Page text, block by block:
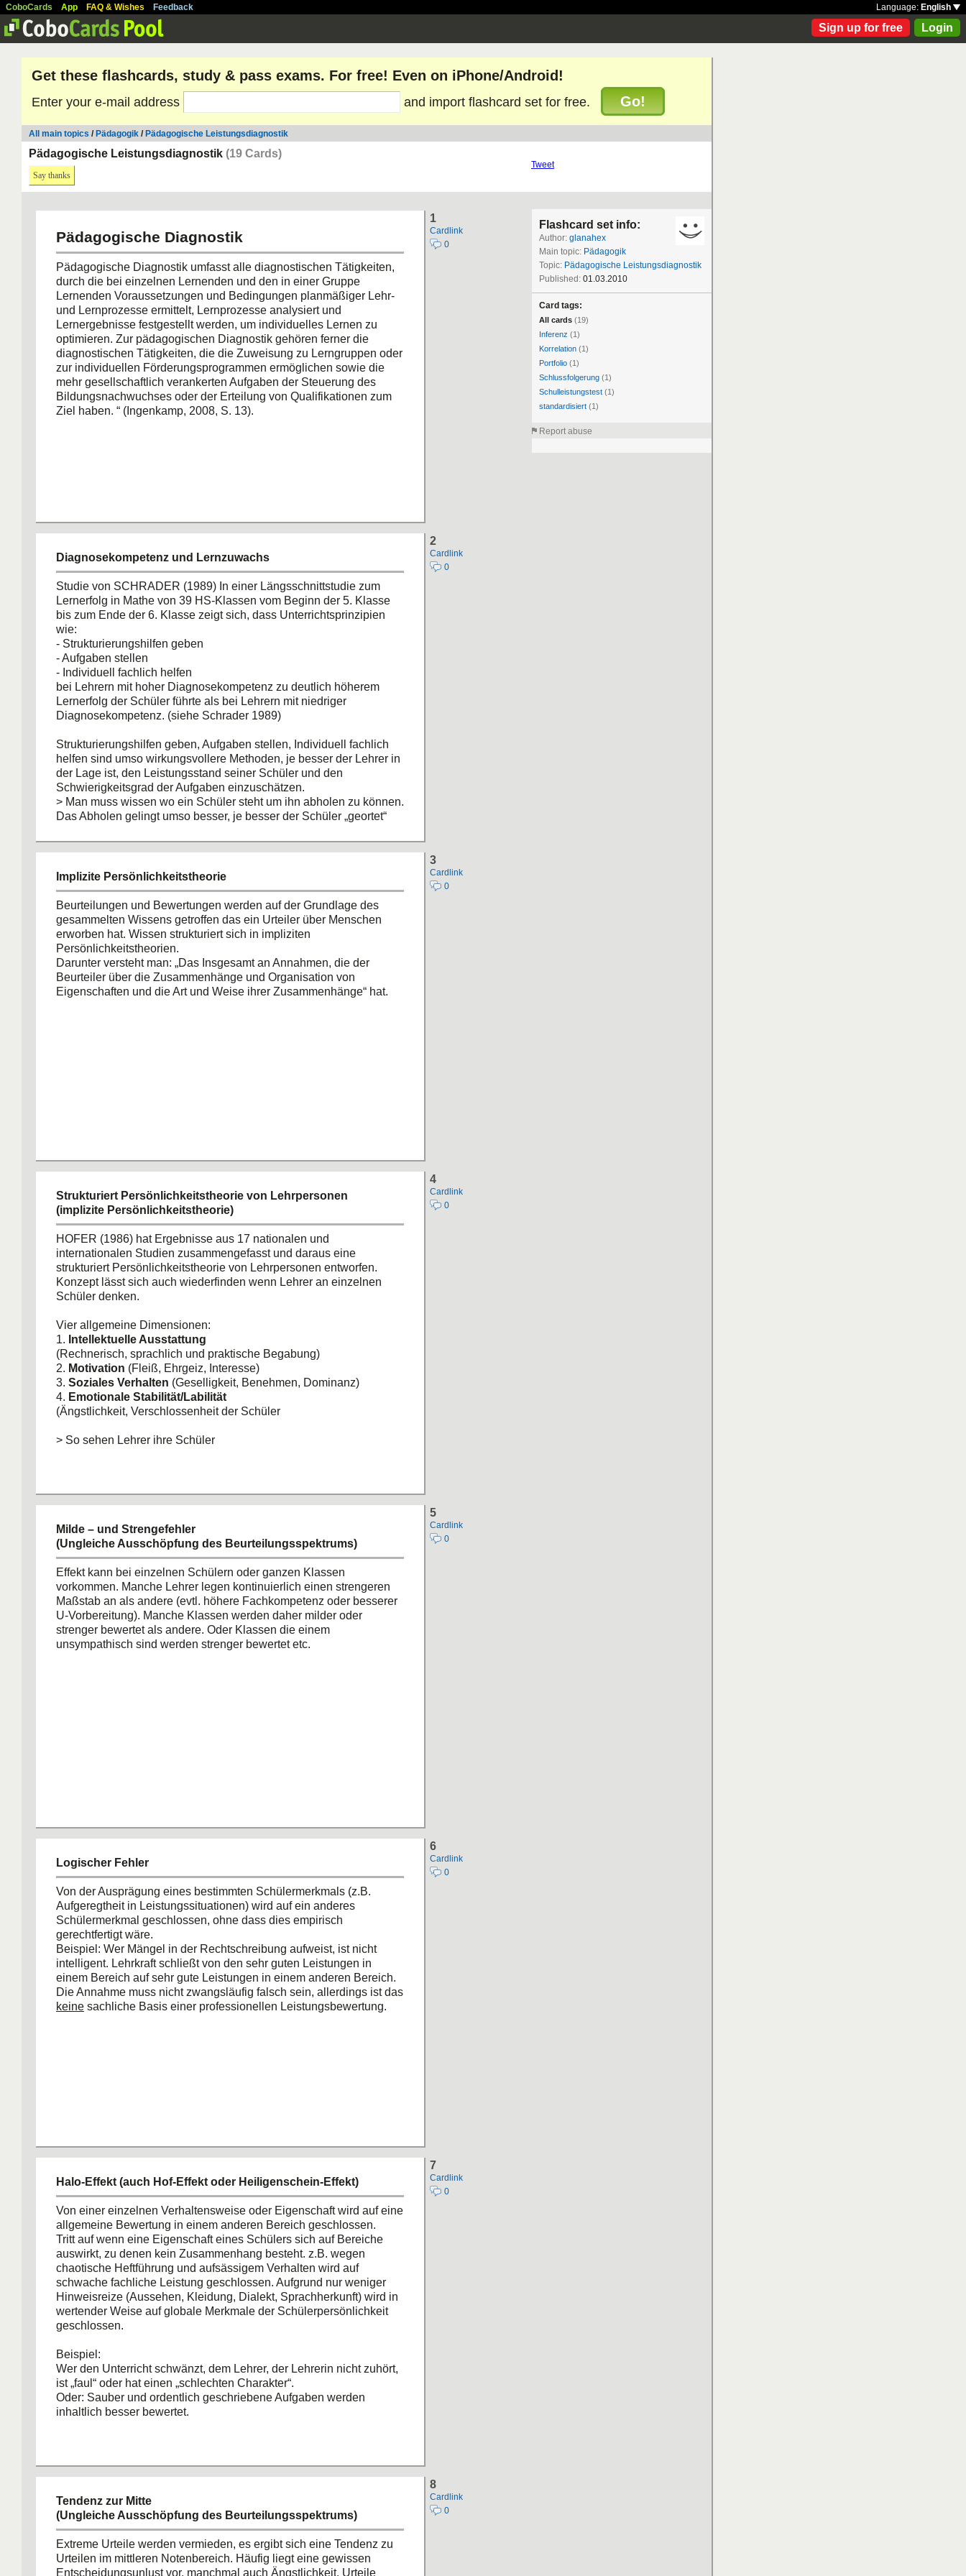
CoboCards App FAQ & Wishes Feedback Language: English
Sign up for free Login
Get these flashcards, study & pass exams. For free! Even on iPhone/Android!
Enter your e-mail address and import flashcard set for free. Go!
All main topics / Pädagogik / Pädagogische Leistungsdiagnostik
Pädagogische Leistungsdiagnostik (19 Cards)
Say thanks
Tweet
1
Cardlink
0
Pädagogische Diagnostik
Pädagogische Diagnostik umfasst alle diagnostischen Tätigkeiten,
durch die bei einzelnen Lernenden und den in einer Gruppe
Lernenden Voraussetzungen und Bedingungen planmäßiger Lehr-
und Lernprozesse ermittelt, Lernprozesse analysiert und
Lernergebnisse festgestellt werden, um individuelles Lernen zu
optimieren. Zur pädagogischen Diagnostik gehören ferner die
diagnostischen Tätigkeiten, die die Zuweisung zu Lerngruppen oder
zur individuellen Förderungsprogrammen ermöglichen sowie die
mehr gesellschaftlich verankerten Aufgaben der Steuerung des
Bildungsnachwuchses oder der Erteilung von Qualifikationen zum
Ziel haben. “ (Ingenkamp, 2008, S. 13).
2
Cardlink
0
Diagnosekompetenz und Lernzuwachs
Studie von SCHRADER (1989) In einer Längsschnittstudie zum
Lernerfolg in Mathe von 39 HS-Klassen vom Beginn der 5. Klasse
bis zum Ende der 6. Klasse zeigt sich, dass Unterrichtsprinzipien
wie:
- Strukturierungshilfen geben
- Aufgaben stellen
- Individuell fachlich helfen
bei Lehrern mit hoher Diagnosekompetenz zu deutlich höherem
Lernerfolg der Schüler führte als bei Lehrern mit niedriger
Diagnosekompetenz. (siehe Schrader 1989)
Strukturierungshilfen geben, Aufgaben stellen, Individuell fachlich
helfen sind umso wirkungsvollere Methoden, je besser der Lehrer in
der Lage ist, den Leistungsstand seiner Schüler und den
Schwierigkeitsgrad der Aufgaben einzuschätzen.
> Man muss wissen wo ein Schüler steht um ihn abholen zu können.
Das Abholen gelingt umso besser, je besser der Schüler „geortet“
3
Cardlink
0
Implizite Persönlichkeitstheorie
Beurteilungen und Bewertungen werden auf der Grundlage des
gesammelten Wissens getroffen das ein Urteiler über Menschen
erworben hat. Wissen strukturiert sich in impliziten
Persönlichkeitstheorien.
Darunter versteht man: „Das Insgesamt an Annahmen, die der
Beurteiler über die Zusammenhänge und Organisation von
Eigenschaften und die Art und Weise ihrer Zusammenhänge“ hat.
4
Cardlink
0
Strukturiert Persönlichkeitstheorie von Lehrpersonen
(implizite Persönlichkeitstheorie)
HOFER (1986) hat Ergebnisse aus 17 nationalen und
internationalen Studien zusammengefasst und daraus eine
strukturiert Persönlichkeitstheorie von Lehrpersonen entworfen.
Konzept lässt sich auch wiederfinden wenn Lehrer an einzelnen
Schüler denken.
Vier allgemeine Dimensionen:
1. Intellektuelle Ausstattung
(Rechnerisch, sprachlich und praktische Begabung)
2. Motivation (Fleiß, Ehrgeiz, Interesse)
3. Soziales Verhalten (Geselligkeit, Benehmen, Dominanz)
4. Emotionale Stabilität/Labilität
(Ängstlichkeit, Verschlossenheit der Schüler
> So sehen Lehrer ihre Schüler
5
Cardlink
0
Milde – und Strengefehler
(Ungleiche Ausschöpfung des Beurteilungsspektrums)
Effekt kann bei einzelnen Schülern oder ganzen Klassen
vorkommen. Manche Lehrer legen kontinuierlich einen strengeren
Maßstab an als andere (evtl. höhere Fachkompetenz oder besserer
U-Vorbereitung). Manche Klassen werden daher milder oder
strenger bewertet als andere. Oder Klassen die einem
unsympathisch sind werden strenger bewertet etc.
6
Cardlink
0
Logischer Fehler
Von der Ausprägung eines bestimmten Schülermerkmals (z.B.
Aufgeregtheit in Leistungssituationen) wird auf ein anderes
Schülermerkmal geschlossen, ohne dass dies empirisch
gerechtfertigt wäre.
Beispiel: Wer Mängel in der Rechtschreibung aufweist, ist nicht
intelligent. Lehrkraft schließt von den sehr guten Leistungen in
einem Bereich auf sehr gute Leistungen in einem anderen Bereich.
Die Annahme muss nicht zwangsläufig falsch sein, allerdings ist das
keine sachliche Basis einer professionellen Leistungsbewertung.
7
Cardlink
0
Halo-Effekt (auch Hof-Effekt oder Heiligenschein-Effekt)
Von einer einzelnen Verhaltensweise oder Eigenschaft wird auf eine
allgemeine Bewertung in einem anderen Bereich geschlossen.
Tritt auf wenn eine Eigenschaft eines Schülers sich auf Bereiche
auswirkt, zu denen kein Zusammenhang besteht. z.B. wegen
chaotische Heftführung und aufsässigem Verhalten wird auf
schwache fachliche Leistung geschlossen. Aufgrund nur weniger
Hinweisreize (Aussehen, Kleidung, Dialekt, Sprachherkunft) wird in
wertender Weise auf globale Merkmale der Schülerpersönlichkeit
geschlossen.
Beispiel:
Wer den Unterricht schwänzt, dem Lehrer, der Lehrerin nicht zuhört,
ist „faul“ oder hat einen „schlechten Charakter“.
Oder: Sauber und ordentlich geschriebene Aufgaben werden
inhaltlich besser bewertet.
8
Cardlink
0
Tendenz zur Mitte
(Ungleiche Ausschöpfung des Beurteilungsspektrums)
Extreme Urteile werden vermieden, es ergibt sich eine Tendenz zu
Urteilen im mittleren Notenbereich. Häufig liegt eine gewissen
Entscheidungsunlust vor, manchmal auch Ängstlichkeit. Urteile
Flashcard set info:
Author: glanahex
Main topic: Pädagogik
Topic: Pädagogische Leistungsdiagnostik
Published: 01.03.2010
Card tags:
All cards (19)
Inferenz (1)
Korrelation (1)
Portfolio (1)
Schlussfolgerung (1)
Schulleistungstest (1)
standardisiert (1)
Report abuse